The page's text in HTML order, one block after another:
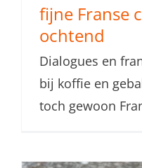
fijne Franse
ochtend
Dialogues en
bij koffie en
toch gewoon